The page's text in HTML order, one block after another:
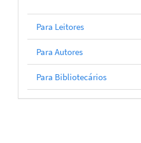
Para Leitores
Para Autores
Para Bibliotecários